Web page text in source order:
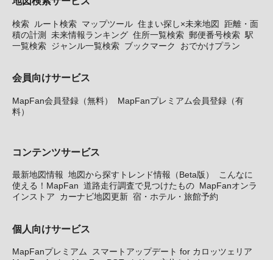
検索 ルート検索 マップツール 住まい探し×未来地図
距離・面
積の計測
未来情報ランキング 住所一覧検索 郵便番号検索 駅
一覧検索 ジャンル一覧検索 ブックマーク おでかけプラン
会員向けサービス
MapFan会員登録（無料）
MapFanプレミアム会員登録（有
料）
コンテンツサービス
最新地図情報 地図から探すトレンド情報（Beta版）
こんなに
使える！MapFan 道路走行調査で見つけたもの MapFanオンラ
インストア
カーナビ地図更新 宿・ホテル・旅館予約
個人向けサービス
MapFanプレミアム
スマートアップデート for カロッツェリア